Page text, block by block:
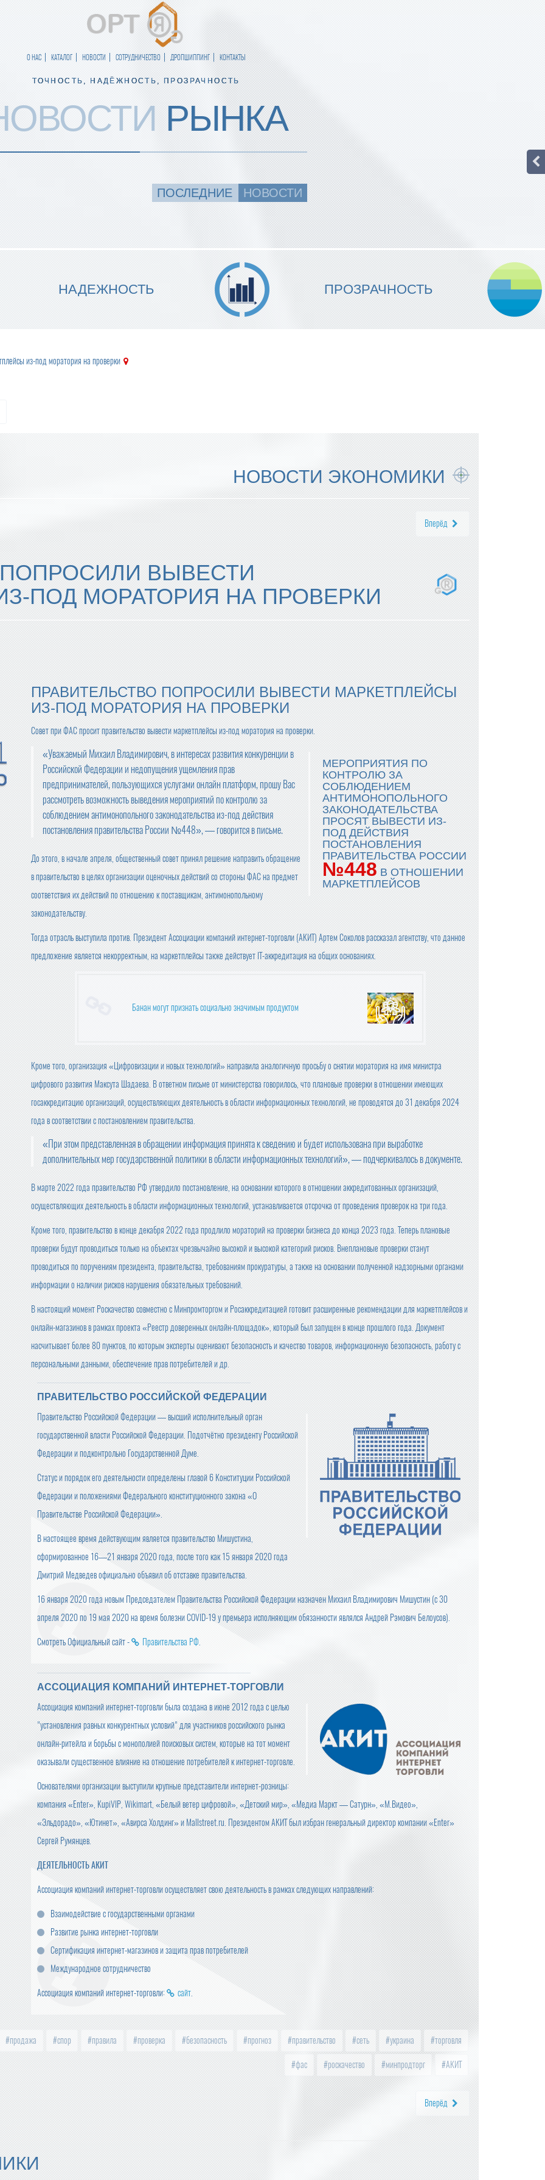
О НАС КАТАЛОГ НОВОСТИ СОТРУДНИЧЕСТВО ДРОПШИППИНГ КОНТАКТЫ
ТОЧНОСТЬ, НАДЁЖНОСТЬ, ПРОЗРАЧНОСТЬ
РЫНКА
ПОСЛЕДНИЕ НОВОСТИ
МЫ ГАРАНТИРУЕМ ТОЧНОСТЬ
ИСПОЛНЕНИЯ
НАДЕЖНОСТЬ
МЫ ОБЕСПЕЧИВАЕМ
НАДЕЖНОСТЬ ИСПОЛНЕНИЯ
ПРОЗРАЧНОСТЬ
из-под моратория на проверки
НОВОСТИ ЭКОНОМИКИ
Вперёд
ВЫВЕСТИ
ПОД МОРАТОРИЯ НА ПРОВЕРКИ
ПРАВИТЕЛЬСТВО ПОПРОСИЛИ ВЫВЕСТИ МАРКЕТПЛЕЙСЫ
ИЗ-ПОД МОРАТОРИЯ НА ПРОВЕРКИ
Совет при ФАС просит правительство вывести маркетплейсы из-под моратория на проверки.
МЕРОПРИЯТИЯ ПО
КОНТРОЛЮ ЗА
СОБЛЮДЕНИЕМ
АНТИМОНОПОЛЬНОГО
ЗАКОНОДАТЕЛЬСТВА
ПРОСЯТ ВЫВЕСТИ ИЗ-
ПОД ДЕЙСТВИЯ
ПОСТАНОВЛЕНИЯ
ПРАВИТЕЛЬСТВА РОССИИ
№448 В ОТНОШЕНИИ
МАРКЕТПЛЕЙСОВ
«Уважаемый Михаил Владимирович, в интересах развития конкуренции в
Российской Федерации и недопущения ущемления прав
предпринимателей, пользующихся услугами онлайн платформ, прошу Вас
рассмотреть возможность выведения мероприятий по контролю за
соблюдением антимонопольного законодательства из-под действия
постановления правительства России №448», — говорится в письме.
До этого, в начале апреля, общественный совет принял решение направить обращение
в правительство в целях организации оценочных действий со стороны ФАС на предмет
соответствия их действий по отношению к поставщикам, антимонопольному
законодательству.
Тогда отрасль выступила против. Президент Ассоциации компаний интернет-торговли (АКИТ) Артем Соколов рассказал агентству, что данное
предложение является некорректным, на маркетплейсы также действует IT-аккредитация на общих основаниях.
Банан могут признать социально значимым продуктом
Кроме того, организация «Цифровизации и новых технологий» направила аналогичную просьбу о снятии моратория на имя министра
цифрового развития Максута Шадаева. В ответном письме от министерства говорилось, что плановые проверки в отношении имеющих
госаккредитацию организаций, осуществляющих деятельность в области информационных технологий, не проводятся до 31 декабря 2024
года в соответствии с постановлением правительства.
«При этом представленная в обращении информация принята к сведению и будет использована при выработке
дополнительных мер государственной политики в области информационных технологий», — подчеркивалось в документе.
В марте 2022 года правительство РФ утвердило постановление, на основании которого в отношении аккредитованных организаций,
осуществляющих деятельность в области информационных технологий, устанавливается отсрочка от проведения проверок на три года.
Кроме того, правительство в конце декабря 2022 года продлило мораторий на проверки бизнеса до конца 2023 года. Теперь плановые
проверки будут проводиться только на объектах чрезвычайно высокой и высокой категорий рисков. Внеплановые проверки станут
проводиться по поручениям президента, правительства, требованиям прокуратуры, а также на основании полученной надзорными органами
информации о наличии рисков нарушения обязательных требований.
В настоящий момент Роскачество совместно с Минпромторгом и Росаккредитацией готовит расширенные рекомендации для маркетплейсов и
онлайн-магазинов в рамках проекта «Реестр доверенных онлайн-площадок», который был запущен в конце прошлого года. Документ
насчитывает более 80 пунктов, по которым эксперты оценивают безопасность и качество товаров, информационную безопасность, работу с
персональными данными, обеспечение прав потребителей и др.
ПРАВИТЕЛЬСТВО РОССИЙСКОЙ ФЕДЕРАЦИИ
Правительство Российской Федерации — высший исполнительный орган
государственной власти Российской Федерации. Подотчётно президенту Российской
Федерации и подконтрольно Государственной Думе.
Статус и порядок его деятельности определены главой 6 Конституции Российской
Федерации и положениями Федерального конституционного закона «О
Правительстве Российской Федерации».
В настоящее время действующим является правительство Мишустина,
сформированное 16—21 января 2020 года, после того как 15 января 2020 года
Дмитрий Медведев официально объявил об отставке правительства.
16 января 2020 года новым Председателем Правительства Российской Федерации назначен Михаил Владимирович Мишустин (с 30
апреля 2020 по 19 мая 2020 на время болезни COVID-19 у премьера исполняющим обязанности являлся Андрей Рэмович Белоусов).
Смотреть Официальный сайт - Правительства РФ
АССОЦИАЦИЯ КОМПАНИЙ ИНТЕРНЕТ-ТОРГОВЛИ
Ассоциация компаний интернет-торговли была создана в июне 2012 года с целью
"установления равных конкурентных условий" для участников российского рынка
онлайн-ритейла и борьбы с монополией поисковых систем, которые на тот момент
оказывали существенное влияние на отношение потребителей к интернет-торговле.
Основателями организации выступили крупные представители интернет-розницы:
компания «Enter», KupiVIP, Wikimart, «Белый ветер цифровой», «Детский мир», «Медиа Маркт — Сатурн», «М.Видео»,
«Эльдорадо», «Ютинет», «Авирса Холдинг» и Mallstreet.ru. Президентом АКИТ был избран генеральный директор компании «Enter»
Сергей Румянцев.
ДЕЯТЕЛЬНОСТЬ АКИТ
Ассоциация компаний интернет-торговли осуществляет свою деятельность в рамках следующих направлений:
Взаимодействие с государственными органами
Развитие рынка интернет-торговли
Сертификация интернет-магазинов и защита прав потребителей
Международное сотрудничество
Ассоциация компаний интернет-торговли: сайт
продажа спор правила проверка безопасность прогноз правительство сеть украина торговля
фас роскачество минпродторг АКИТ
Вперёд